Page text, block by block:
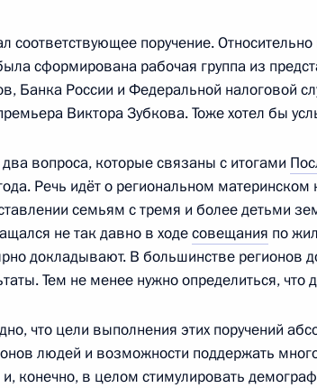
2012 года, четверг
встреча с губернатором Санкт-
2012 года, 16:00 Московская область, Горки
встреча с Главой Удмуртии
Московская область, Горки
соответствующее поручение.
сформирована рабочая группа из
Банка России и Федеральной налоговой
Виктора Зубкова. Тоже хотел бы
вопроса, которые связаны с итогами
Речь идёт о региональном
семьям с тремя и более детьми
не так давно в ходесовещания по
докладывают. В большинстве регионов
Тем не менее нужно определиться, что
что цели выполнения этих поручений
людей и возможности поддержать
конечно, в целом стимулировать